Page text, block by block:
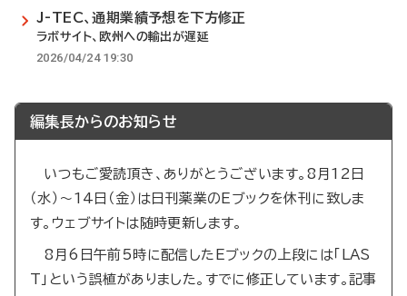
J-TEC、通期業績予想を下方修正
ラボサイト、欧州への輸出が遅延
2026/04/24 19:30
編集長からのお知らせ
いつもご愛読頂き、ありがとうございます。8月12日
（水）～14日（金）は日刊薬業のEブックを休刊に致しま
す。ウェブサイトは随時更新します。
8月6日午前5時に配信したEブックの上段には「LAS
T」という誤植がありました。すでに修正しています。記事